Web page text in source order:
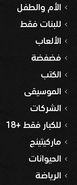
الأم والطفل
للبنات فقط
الألعاب
فضفضة
الكتب
الموسيقى
الشركات
للكبار فقط +18
ماركيتينج
الحيوانات
الرياضة